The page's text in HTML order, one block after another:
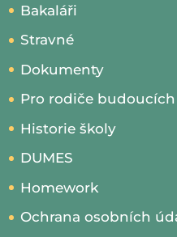
Bakaláři
Stravné
Dokumenty
Pro rodiče
Historie školy
DUMES
Homework
Ochrana osobních